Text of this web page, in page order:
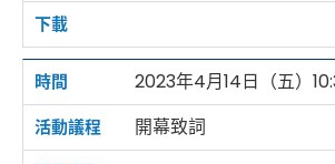
2023年4月14日（五）
開幕致詞